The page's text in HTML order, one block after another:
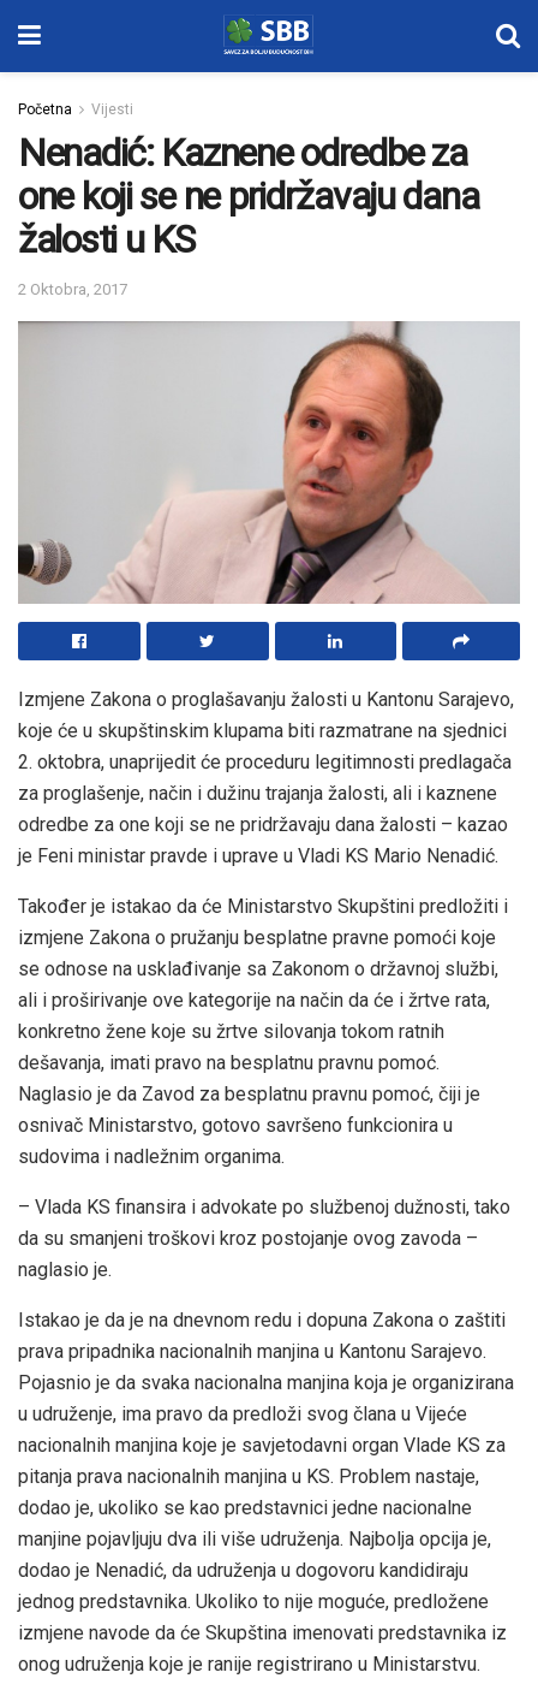
Početna Vijesti
Nenadić: Kaznene odredbe za
one koji se ne pridržavaju dana
žalosti u KS
2 Oktobra, 2017
Izmjene Zakona o proglašavanju žalosti u Kantonu Sarajevo,
koje će u skupštinskim klupama biti razmatrane na sjednici
2. oktobra, unaprijedit će proceduru legitimnosti predlagača
za proglašenje, način i dužinu trajanja žalosti, ali i kaznene
odredbe za one koji se ne pridržavaju dana žalosti – kazao
je Feni ministar pravde i uprave u Vladi KS Mario Nenadić.
Također je istakao da će Ministarstvo Skupštini predložiti i
izmjene Zakona o pružanju besplatne pravne pomoći koje
se odnose na usklađivanje sa Zakonom o državnoj službi,
ali i proširivanje ove kategorije na način da će i žrtve rata,
konkretno žene koje su žrtve silovanja tokom ratnih
dešavanja, imati pravo na besplatnu pravnu pomoć.
Naglasio je da Zavod za besplatnu pravnu pomoć, čiji je
osnivač Ministarstvo, gotovo savršeno funkcionira u
sudovima i nadležnim organima.
– Vlada KS finansira i advokate po službenoj dužnosti, tako
da su smanjeni troškovi kroz postojanje ovog zavoda –
naglasio je.
Istakao je da je na dnevnom redu i dopuna Zakona o zaštiti
prava pripadnika nacionalnih manjina u Kantonu Sarajevo.
Pojasnio je da svaka nacionalna manjina koja je organizirana
u udruženje, ima pravo da predloži svog člana u Vijeće
nacionalnih manjina koje je savjetodavni organ Vlade KS za
pitanja prava nacionalnih manjina u KS. Problem nastaje,
dodao je, ukoliko se kao predstavnici jedne nacionalne
manjine pojavljuju dva ili više udruženja. Najbolja opcija je,
dodao je Nenadić, da udruženja u dogovoru kandidiraju
jednog predstavnika. Ukoliko to nije moguće, predložene
izmjene navode da će Skupština imenovati predstavnika iz
onog udruženja koje je ranije registrirano u Ministarstvu.